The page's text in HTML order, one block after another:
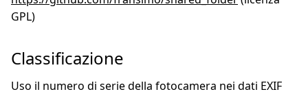
GPL)
Classificazione
Uso il numero di serie della fotocamera nei dati EXIF